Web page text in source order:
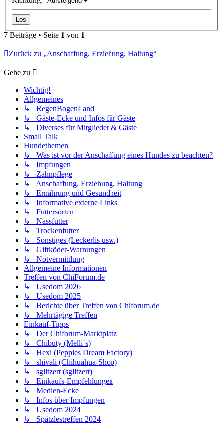
7 Beiträge • Seite 1 von 1
Zurück zu „Anschaffung, Erziehung, Haltung“
Gehe zu
Wichtig!
Allgemeines
↳ RegenBogenLand
↳ Gäste-Ecke und Infos für Gäste
↳ Diverses für Mitglieder & Gäste
Small Talk
Hundethemen
↳ Was ist vor der Anschaffung eines Hundes zu beachten?
↳ Impfungen
↳ Zahnpflege
↳ Anschaffung, Erziehung, Haltung
↳ Ernährung und Gesundheit
↳ Informative externe Links
↳ Futtersorten
↳ Nassfutter
↳ Trockenfutter
↳ Sonstiges (Leckerlis usw.)
↳ Giftköder-Warnungen
↳ Notvermittlung
Allgemeine Informationen
Treffen von ChiForum.de
↳ Usedom 2026
↳ Usedom 2025
↳ Berichte über Treffen von Chiforum.de
↳ Mehrtägige Treffen
Einkauf-Tipps
↳ Der Chiforum-Marktplatz
↳ Chibuty (Melli´s)
↳ Hexi (Peppies Dream Factory)
↳ shivali (Chihuahua-Shop)
↳ sglitzert (sglitzert)
↳ Einkaufs-Empfehlungen
↳ Medien-Ecke
↳ Infos über Impfungen
↳ Usedom 2024
↳ Spätzlestreffen 2024